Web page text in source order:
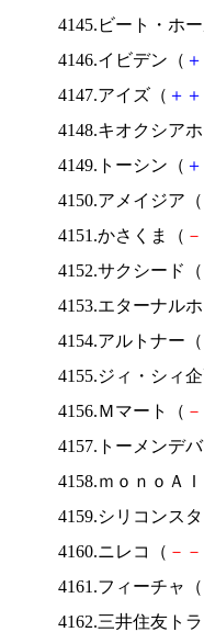
4145.ビート・ホ
4146.イビデン（ ＋
4147.アイズ（ ＋ ＋
4148.キオクシア
4149.トーシン（ ＋
4150.アメイジア（
4151.かさくま（ －
4152.サクシード（
4153.エターナル
4154.アルトナー（
4155.ジィ・シィ
4156.Ｍマート（ －
4157.トーメンデ
4158.ｍｏｎｏＡ
4159.シリコンス
4160.ニレコ（ － －
4161.フィーチャ（
4162.三井住友ト